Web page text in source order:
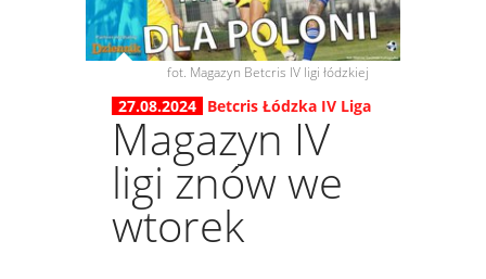
fot. Magazyn Betcris IV ligi łódzkiej
27.08.2024 Betcris Łódzka IV Liga
Magazyn IV
ligi znów we
wtorek